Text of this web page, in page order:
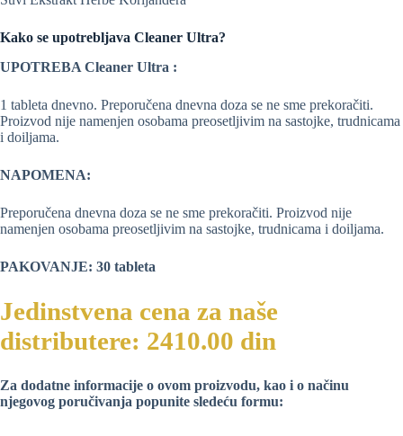
Kako se upotrebljava Cleaner Ultra?
UPOTREBA Cleaner Ultra :
1 tableta dnevno. Preporučena dnevna doza se ne sme prekoračiti.
Proizvod nije namenjen osobama preosetljivim na sastojke, trudnicama
i doiljama.
NAPOMENA:
Preporučena dnevna doza se ne sme prekoračiti. Proizvod nije
namenjen osobama preosetljivim na sastojke, trudnicama i doiljama.
PAKOVANJE: 30 tableta
Jedinstvena cena za naše
distributere: 2410.00 din
Za dodatne informacije o ovom proizvodu, kao i o načinu
njegovog poručivanja popunite sledeću formu: